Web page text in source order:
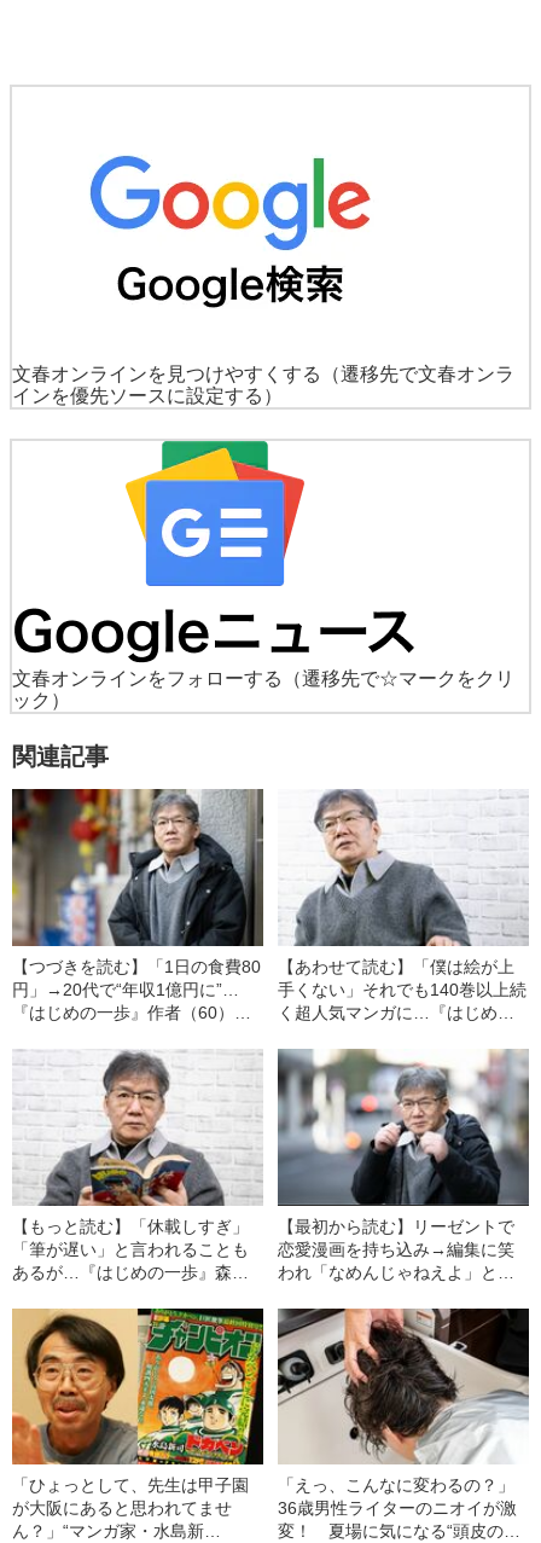
文春オンラインを見つけやすくする
（遷移先で文春オンラ
インを優先ソースに設定する）
文春オンラインをフォローする
（遷移先で☆マークをクリ
ック）
関連記事
【つづきを読む】「1日の食費80
円」→20代で“年収1億円に”…
『はじめの一歩』作者（60）が
「意外過ぎる生活事情」
【あわせて読む】「僕は絵が上
手くない」それでも140巻以上続
く超人気マンガに…『はじめの
以上にわたって連載を続けられ
た「原動力」
【もっと読む】「休載しすぎ」
「筆が遅い」と言われることも
あるが…『はじめの一歩』森川
苦労」
【最初から読む】リーゼントで
恋愛漫画を持ち込み→編集に笑
われ「なめんじゃねえよ」と…
（60）が振り返る下積み時代
「ひょっとして、先生は甲子園
が大阪にあると思われてませ
ん？」“マンガ家・水島新
「えっ、こんなに変わるの？」
36歳男性ライターのニオイが激
変！ 夏場に気になる“頭皮のニ